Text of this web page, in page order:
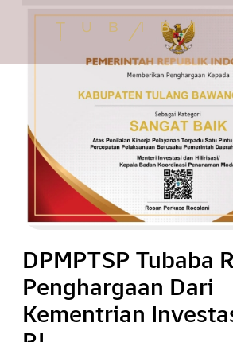
DPMPTSP Tubaba
Penghargaan Dari
Kementrian